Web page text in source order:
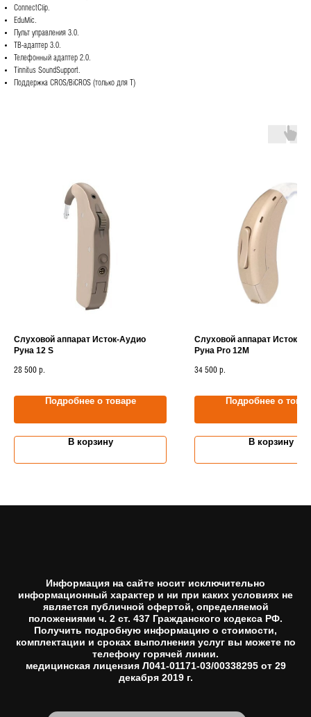
ConnectClip.
EduMic.
Пульт управления 3.0.
ТВ-адаптер 3.0.
Телефонный адаптер 2.0.
Tinnitus SoundSupport.
Поддержка CROS/BiCROS (только для Т)
Слуховой аппарат Исток-Аудио
Руна 12 S
28 500 р.
Подробнее о товаре
В корзину
Слуховой аппарат Исток-
Руна Pro 12M
34 500 р.
Подробнее о
В корзину
Информация на сайте носит исключительно
информационный характер и ни при каких условиях не
является публичной офертой, определяемой
положениями ч. 2 ст. 437 Гражданского кодекса РФ.
Получить подробную информацию о стоимости,
комплектации и сроках выполнения услуг вы можете по
телефону горячей линии.
медицинская лицензия Л041-01171-03/00338295 от 29
декабря 2019 г.